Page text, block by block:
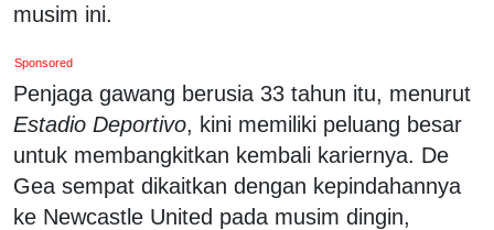
musim ini.
Sponsored
Penjaga gawang berusia 33 tahun itu, menurut
Estadio Deportivo, kini memiliki peluang besar
untuk membangkitkan kembali kariernya. De
Gea sempat dikaitkan dengan kepindahannya
ke Newcastle United pada musim dingin,